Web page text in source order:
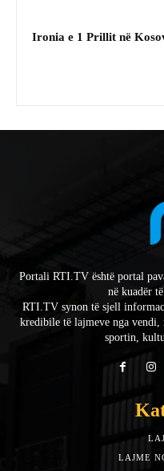
Ironia e 1 Prillit në
Portali RTI.TV është portal
në kuadër
RTI.TV synon të sjell
kredibile të lajmeve nga vendi,
sportin,
LAJME